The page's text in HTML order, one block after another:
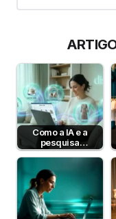
Como a IA e a
pesquisa
semântica podem
aumentar a taxa de
conversão?